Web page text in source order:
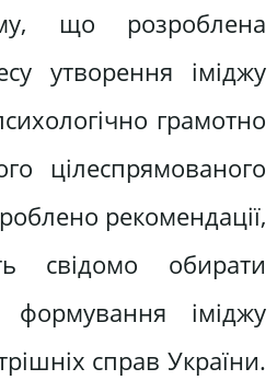
що розроблена
утворення іміджу
грамотно
цілеспрямованого
рекомендації,
свідомо обирати
формування іміджу
справ України.